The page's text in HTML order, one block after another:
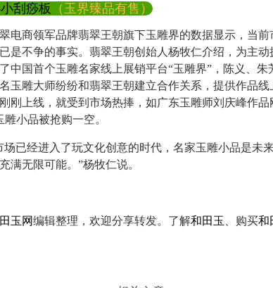
刮痧板 （玉界臻品有售）
商领军品牌翡翠王朝旗下玉雕界的数据显示，当前
是不争的事实。翡翠王朝创始人杨牧仁介绍，为主
中国首个玉雕名家线上展销平台“玉雕界”，陈义、朱
玉雕大师纷纷和翡翠王朝建立合作关系，提供作品线
刚上线，就受到市场热捧，如广东玉雕师刘庆峰作品
小品被抢购一空。
经进入了玩文化创意的时代，名家玉雕小品是未
满无限可能。”杨牧仁说。
玉网编辑整理，欢迎分享转发。了解和田玉 、购买和